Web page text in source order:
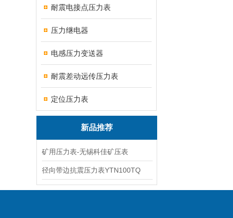
耐震电接点压力表
压力继电器
电感压力变送器
耐震差动远传压力表
定位压力表
新品推荐
矿用压力表-无锡科佳矿压表
径向带边抗震压力表YTN100TQ